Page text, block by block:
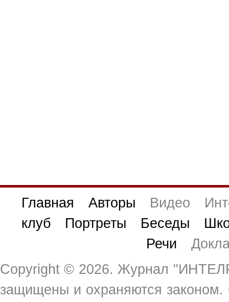
Главная Авторы Видео
клуб
Портреты Беседы
Речи
Copyright © 2026. Журнал
защищены и охраняются